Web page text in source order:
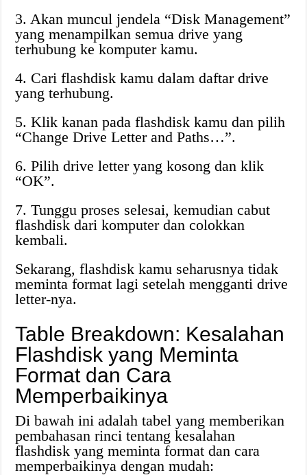
3. Akan muncul jendela “Disk Management”
yang menampilkan semua drive yang
terhubung ke komputer kamu.
4. Cari flashdisk kamu dalam daftar drive
yang terhubung.
5. Klik kanan pada flashdisk kamu dan pilih
“Change Drive Letter and Paths…”.
6. Pilih drive letter yang kosong dan klik
“OK”.
7. Tunggu proses selesai, kemudian cabut
flashdisk dari komputer dan colokkan
kembali.
Sekarang, flashdisk kamu seharusnya tidak
meminta format lagi setelah mengganti drive
letter-nya.
Table Breakdown: Kesalahan
Flashdisk yang Meminta
Format dan Cara
Memperbaikinya
Di bawah ini adalah tabel yang memberikan
pembahasan rinci tentang kesalahan
flashdisk yang meminta format dan cara
memperbaikinya dengan mudah: